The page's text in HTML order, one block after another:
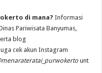
di mana? Informasi
Pariwisata Banyumas,
blog
cek akun Instagram
unt